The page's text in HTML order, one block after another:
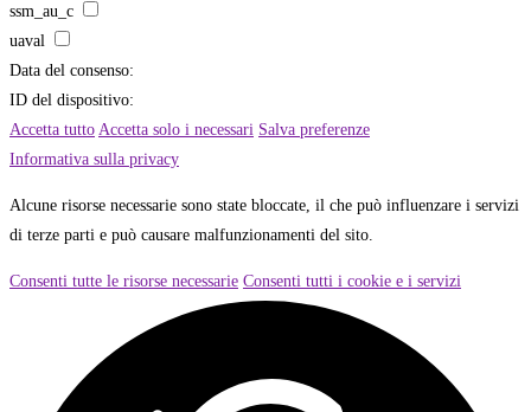
ssm_au_c
uaval
Data del consenso:
ID del dispositivo:
Accetta tutto Accetta solo i necessari Salva preferenze
Informativa sulla privacy
Alcune risorse necessarie sono state bloccate, il che può influenzare i servizi
di terze parti e può causare malfunzionamenti del sito.
Consenti tutte le risorse necessarie Consenti tutti i cookie e i servizi